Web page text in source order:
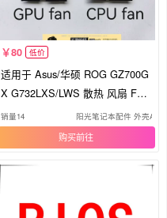
80 低价
适用于 Asus/华硕 ROG GZ700G
X G732LXS/LWS 散热 风扇 FM
B6 FMB7
销量14 阳光笔记本配件 外壳A
购买